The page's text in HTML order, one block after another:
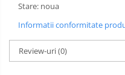
Stare: noua
Informatii conformitate
Review-uri(0)